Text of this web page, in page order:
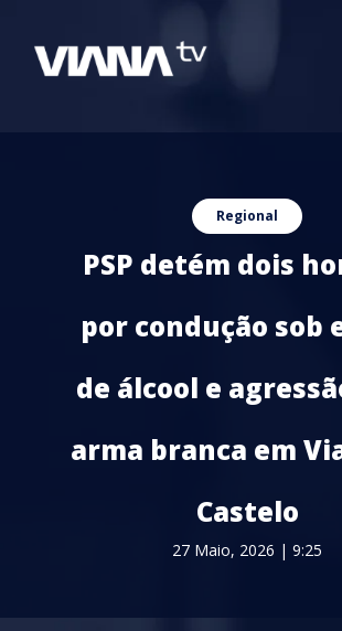
Regional
PSP detém dois
por condução sob
de álcool e
arma branca em
Castelo
27 Maio, 2026 | 9:25